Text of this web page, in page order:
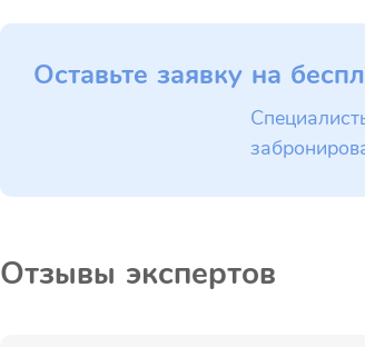
Оставьте заявку на
Отзывы экспертов